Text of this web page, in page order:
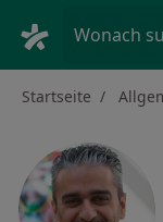
Wonach
Startseite